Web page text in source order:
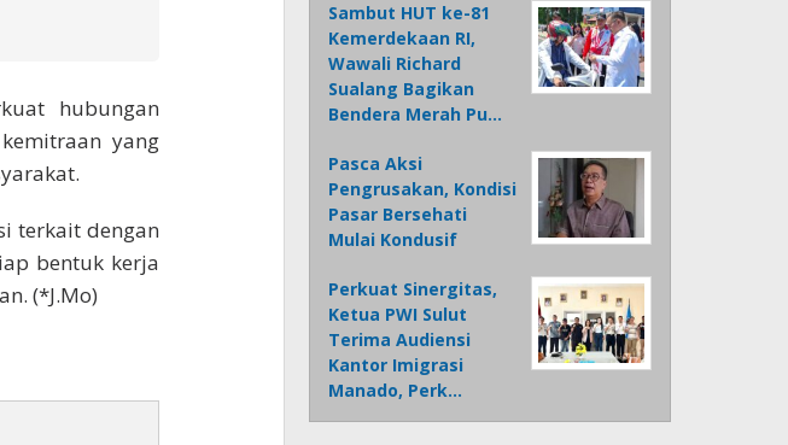
hubungan
yang
terkait dengan
bentuk kerja
(*J.Mo)
Sambut HUT ke-81
Kemerdekaan RI,
Wawali Richard
Sualang Bagikan
Bendera Merah Pu…
Pasca Aksi
Pengrusakan, Kondisi
Pasar Bersehati
Mulai Kondusif
Perkuat Sinergitas,
Ketua PWI Sulut
Terima Audiensi
Kantor Imigrasi
Manado, Perk…